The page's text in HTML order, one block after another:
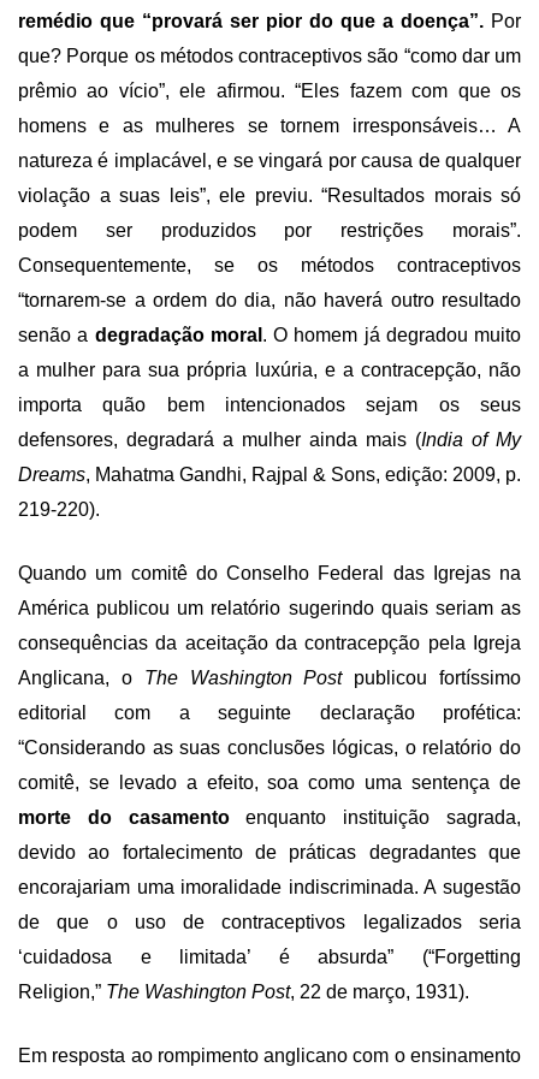
remédio que “provará ser pior do que a doença”. Por
que? Porque os métodos contraceptivos são “como dar um
prêmio ao vício”, ele afirmou. “Eles fazem com que os
homens e as mulheres se tornem irresponsáveis… A
natureza é implacável, e se vingará por causa de qualquer
violação a suas leis”, ele previu. “Resultados morais só
podem ser produzidos por restrições morais”.
Consequentemente, se os métodos contraceptivos
“tornarem-se a ordem do dia, não haverá outro resultado
senão a degradação moral . O homem já degradou muito
a mulher para sua própria luxúria, e a contracepção, não
importa quão bem intencionados sejam os seus
defensores, degradará a mulher ainda mais (India of My
Dreams, Mahatma Gandhi, Rajpal & Sons, edição: 2009, p.
219-220).
Quando um comitê do Conselho Federal das Igrejas na
América publicou um relatório sugerindo quais seriam as
consequências da aceitação da contracepção pela Igreja
Anglicana, o The Washington Postpublicou fortíssimo
editorial com a seguinte declaração profética:
“Considerando as suas conclusões lógicas, o relatório do
comitê, se levado a efeito, soa como uma sentença de
morte do casamentoenquanto instituição sagrada,
devido ao fortalecimento de práticas degradantes que
encorajariam uma imoralidade indiscriminada. A sugestão
de que o uso de contraceptivos legalizados seria
‘cuidadosa e limitada’ é absurda” (“Forgetting
Religion,” The Washington Post, 22 de março, 1931).
Em resposta ao rompimento anglicano com o ensinamento